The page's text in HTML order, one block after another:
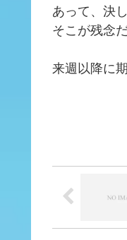
あって、決
そこが残念
来週以降に